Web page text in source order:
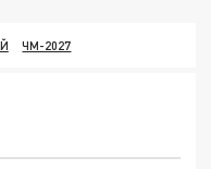
ЧМ-2027